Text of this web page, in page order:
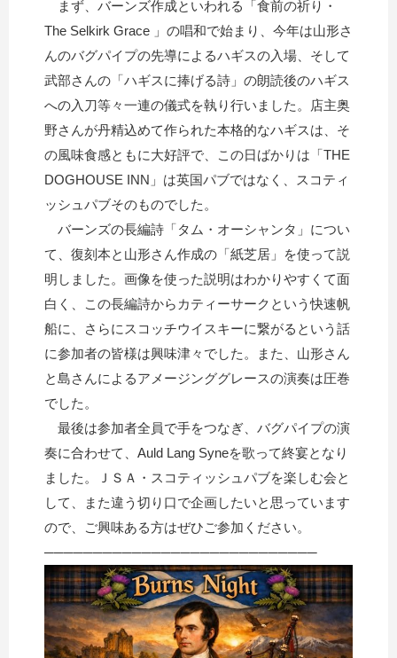
まず、バーンズ作成といわれる「食前の祈り・
The Selkirk Grace 」の唱和で始まり、今年は山形さ
んのバグパイプの先導によるハギスの入場、そして
武部さんの「ハギスに捧げる詩」の朗読後のハギス
への入刀等々一連の儀式を執り行いました。店主奥
野さんが丹精込めて作られた本格的なハギスは、そ
の風味食感ともに大好評で、この日ばかりは「THE
DOGHOUSE INN」は英国パブではなく、スコティ
ッシュパブそのものでした。
バーンズの長編詩「タム・オーシャンタ」につい
て、復刻本と山形さん作成の「紙芝居」を使って説
明しました。画像を使った説明はわかりやすくて面
白く、この長編詩からカティーサークという快速帆
船に、さらにスコッチウイスキーに繋がるという話
に参加者の皆様は興味津々でした。また、山形さん
と島さんによるアメージンググレースの演奏は圧巻
でした。
最後は参加者全員で手をつなぎ、バグパイプの演
奏に合わせて、Auld Lang Syneを歌って終宴となり
ました。ＪＳＡ・スコティッシュパブを楽しむ会と
して、また違う切り口で企画したいと思っています
ので、ご興味ある方はぜひご参加ください。
────────────────────────────